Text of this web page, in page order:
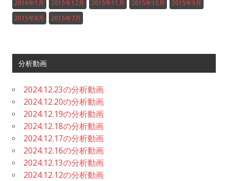
2016年1月 2015年12月 2015年11月 2015年10月 2015年9月
2015年8月 2015年7月
分析動画
2024.12.23の分析動画
2024.12.20の分析動画
2024.12.19の分析動画
2024.12.18の分析動画
2024.12.17の分析動画
2024.12.16の分析動画
2024.12.13の分析動画
2024.12.12の分析動画